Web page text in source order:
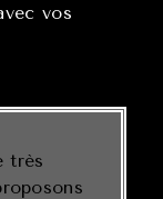
vos
très